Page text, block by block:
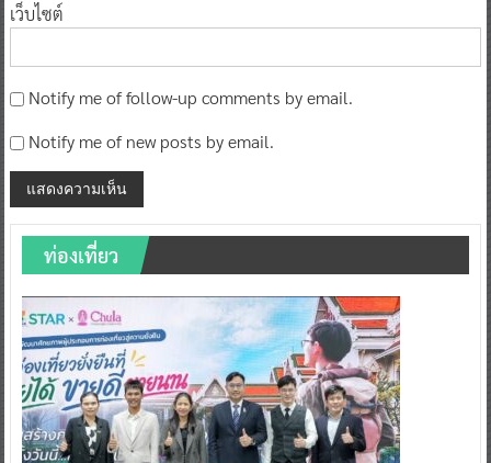
เว็บไซต์
Notify me of follow-up comments by email.
Notify me of new posts by email.
ท่องเที่ยว